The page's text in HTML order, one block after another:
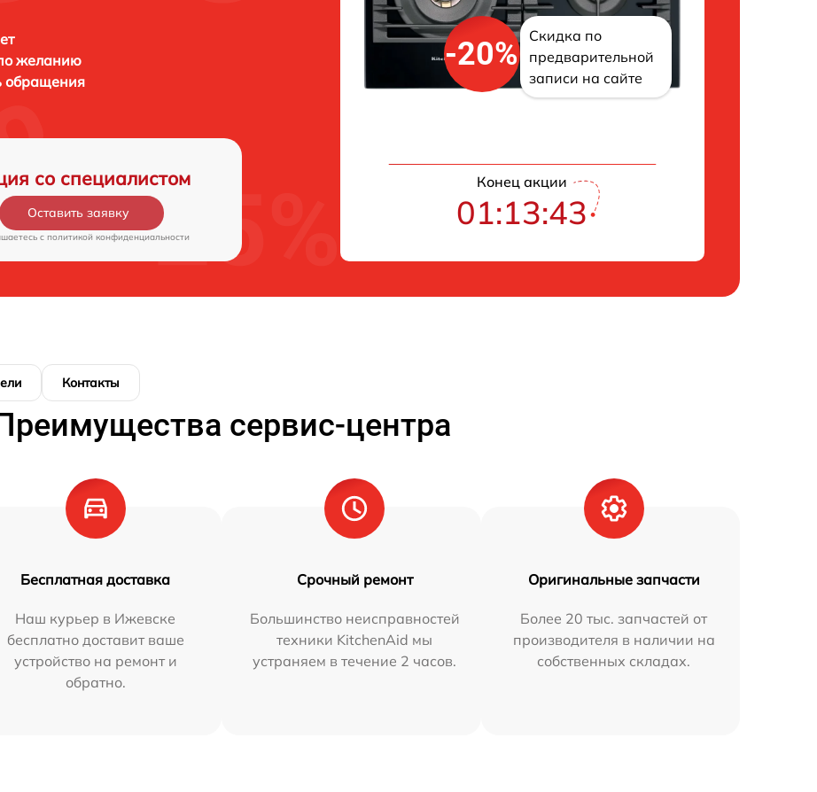
желанию
обращения
со специалистом
Оставить заявку
c политикой конфиденциальности
-20%
Скидка по
предварительной
записи на сайте
Конец акции
01:13:42
Контакты
сервис-центра
Бесплатная доставка
Наш курьер в Ижевске
бесплатно доставит ваше
устройство на ремонт и
обратно.
Срочный ремонт
Большинство неисправностей
техники KitchenAid мы
устраняем в течение 2 часов.
Оригинальные запчасти
Более 20 тыс. запчастей от
производителя в наличии на
собственных складах.